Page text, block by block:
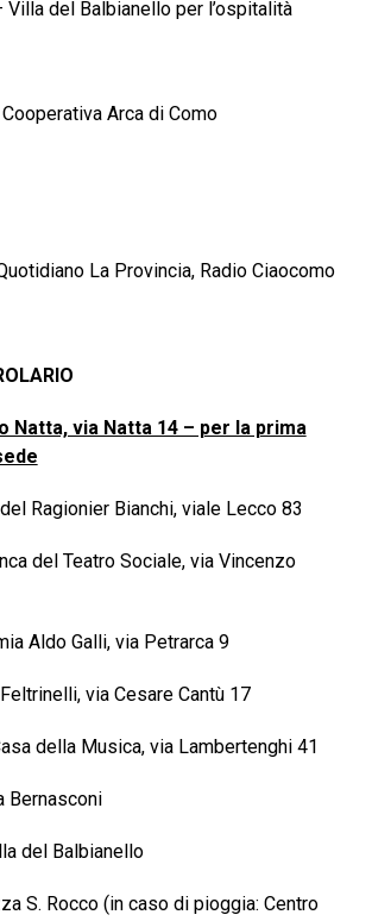
del Balbianello per l’ospitalità
Cooperativa Arca di Como
La Provincia, Radio Ciaocomo
Natta, via Natta 14 – per la prima
Ragionier Bianchi, viale Lecco 83
del Teatro Sociale, via Vincenzo
Aldo Galli, via Petrarca 9
via Cesare Cantù 17
della Musica, via Lambertenghi 41
Bernasconi
del Balbianello
S. Rocco (in caso di pioggia: Centro